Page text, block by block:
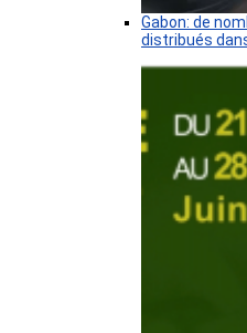
Gabon: de
distribués